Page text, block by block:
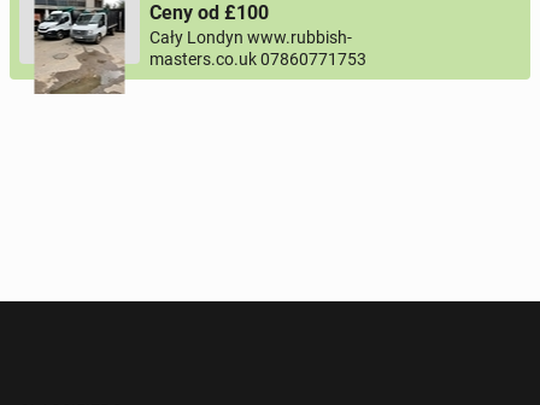
Ceny od £100
Cały Londyn www.rubbish-
masters.co.uk 07860771753